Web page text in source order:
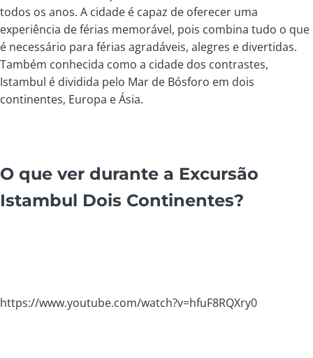
todos os anos. A cidade é capaz de oferecer uma
experiência de férias memorável, pois combina tudo o que
é necessário para férias agradáveis, alegres e divertidas.
Também conhecida como a cidade dos contrastes,
Istambul é dividida pelo Mar de Bósforo em dois
continentes, Europa e Ásia.
O que ver durante a Excursão
Istambul Dois Continentes?
https://www.youtube.com/watch?v=hfuF8RQXry0